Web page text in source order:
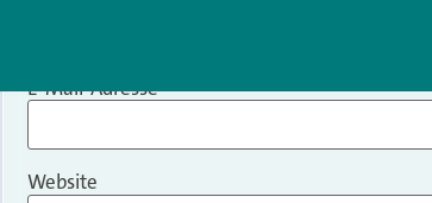
E-Mail-Adresse*
Website